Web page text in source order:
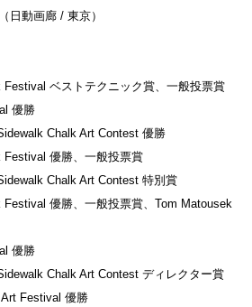
動画廊 / 東京）
ベストテクニック賞、一般投票賞
優勝
Chalk Art Contest 優勝
優勝、一般投票賞
Chalk Art Contest 特別賞
優勝、一般投票賞、Tom Matousek
優勝
Chalk Art Contest ディレクター賞
Festival 優勝